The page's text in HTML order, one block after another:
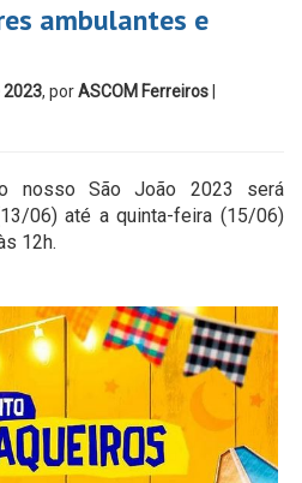
ambulantes e
2023, porASCOM Ferreiros
nosso São João 2023 será
06) até a quinta-feira (15/06)
12h.